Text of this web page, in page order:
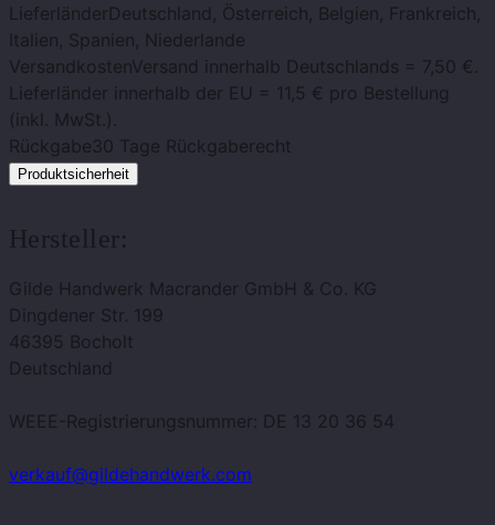
Lieferländer Deutschland, Österreich, Belgien, Frankreich,
Italien, Spanien, Niederlande
VersandkostenVersand innerhalb Deutschlands = 7,50 €.
Lieferländer innerhalb der EU = 11,5 € pro Bestellung
(inkl. MwSt.).
Rückgabe30 Tage Rückgaberecht
Produktsicherheit
Hersteller:
Gilde Handwerk Macrander GmbH & Co. KG
Dingdener Str. 199
46395 Bocholt
Deutschland
WEEE-Registrierungsnummer: DE 13 20 36 54
verkauf@gildehandwerk.com